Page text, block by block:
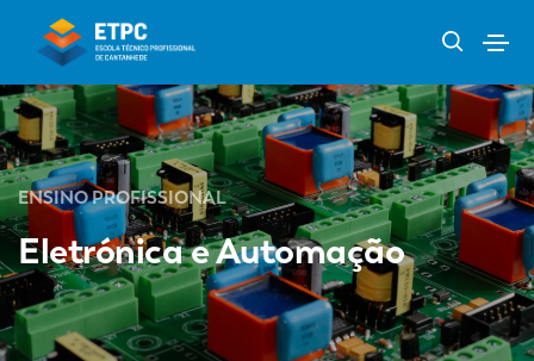
ENSINO PROFISSIONAL
Eletrónica e Automação